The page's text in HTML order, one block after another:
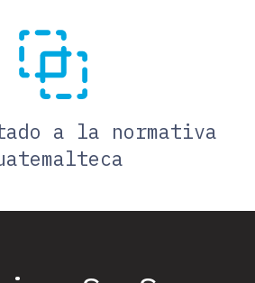
a la normativa